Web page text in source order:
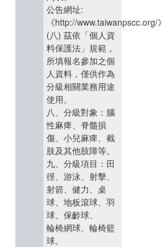
公告網址:
《http://www.taiwanpscc.org/》
(八) 茲依「個人資
料保護法」規範，
所填報名參加之個
人資料，僅供作為
分級相關業務用途
使用。
八、分級對象：腦
性麻痺、脊髓損
傷、小兒麻痺、截
肢及其他肢障等。
九、分級項目：田
徑、游泳、射擊、
射箭、健力、桌
球、地板滾球、羽
球、保齡球、
輪椅網球、輪椅籃
球。